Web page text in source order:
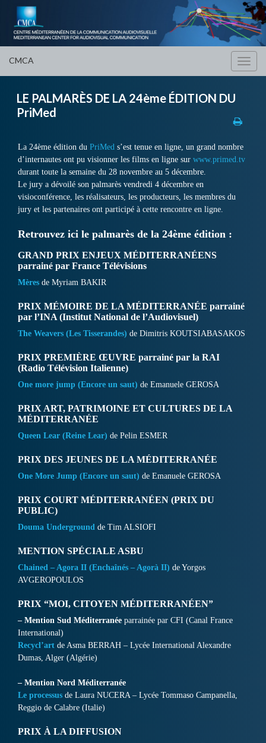
CMCA
LE PALMARÈS DE LA 24ème ÉDITION DU
PriMed
La 24ème édition du PriMed s’est tenue en ligne, un grand nombre
d’internautes ont pu visionner les films en ligne sur www.primed.tv
durant toute la semaine du 28 novembre au 5 décembre.
Le jury a dévoilé son palmarès vendredi 4 décembre en
visioconférence, les réalisateurs, les producteurs, les membres du
jury et les partenaires ont participé à cette rencontre en ligne.
Retrouvez ici le palmarès de la 24ème édition :
GRAND PRIX ENJEUX MÉDITERRANÉENS
parrainé par France Télévisions
Mères de Myriam BAKIR
PRIX MÉMOIRE DE LA MÉDITERRANÉE parrainé
par l’INA (Institut National de l’Audiovisuel)
The Weavers (Les Tisserandes) de Dimitris KOUTSIABASAKOS
PRIX PREMIÈRE ŒUVRE parrainé par la RAI
(Radio Télévision Italienne)
One more jump (Encore un saut) de Emanuele GEROSA
PRIX ART, PATRIMOINE ET CULTURES DE LA
MÉDITERRANÉE
Queen Lear (Reine Lear) de Pelin ESMER
PRIX DES JEUNES DE LA MÉDITERRANÉE
One More Jump (Encore un saut) de Emanuele GEROSA
PRIX COURT MÉDITERRANÉEN (PRIX DU
PUBLIC)
Douma Underground de Tim ALSIOFI
MENTION SPÉCIALE ASBU
Chained – Agora II (Enchaînés – Agorà II) de Yorgos
AVGEROPOULOS
PRIX “MOI, CITOYEN MÉDITERRANÉEN”
– Mention Sud Méditerranée parrainée par CFI (Canal France
International)
Recycl’art de Asma BERRAH – Lycée International Alexandre
Dumas, Alger (Algérie)
– Mention Nord Méditerranée
Le processus de Laura NUCERA – Lycée Tommaso Campanella,
Reggio de Calabre (Italie)
PRIX À LA DIFFUSION